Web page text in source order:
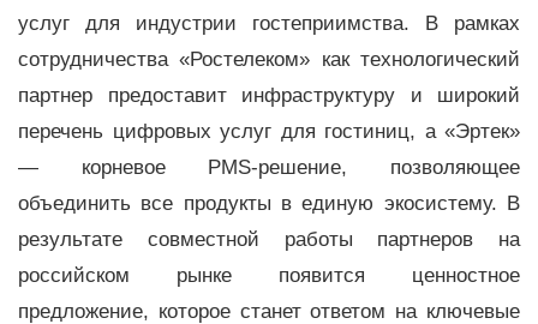
услуг для индустрии гостеприимства. В рамках
сотрудничества «Ростелеком» как технологический
партнер предоставит инфраструктуру и широкий
перечень цифровых услуг для гостиниц, а «Эртек»
— корневое PMS-решение, позволяющее
объединить все продукты в единую экосистему. В
результате совместной работы партнеров на
российском рынке появится ценностное
предложение, которое станет ответом на ключевые